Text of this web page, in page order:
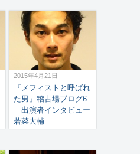
2015年4月21日
『メフィストと呼ばれ
た男』稽古場ブログ6
出演者インタビュー
若菜大輔